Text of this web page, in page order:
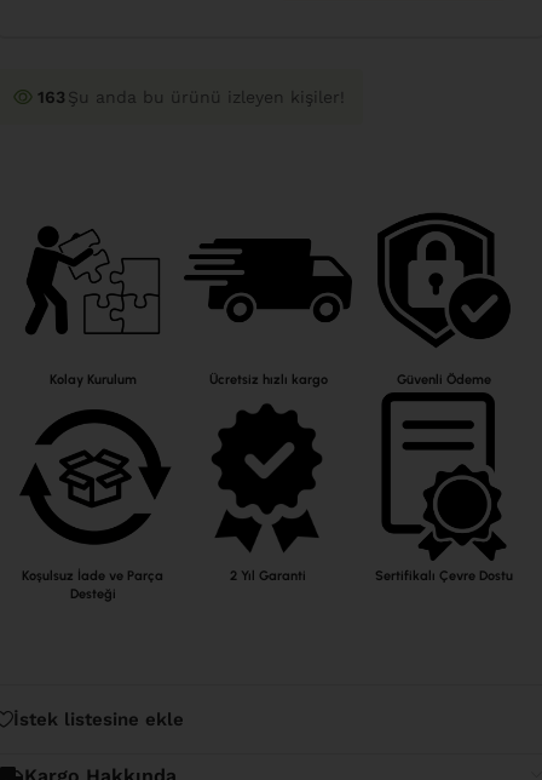
163 Şu anda bu ürünü izleyen kişiler!
Kolay Kurulum
Koşulsuz İade ve Parça
Desteği
Ücretsiz hızlı kargo
2 Yıl Garanti
Güvenli Ödeme
Sertifikalı Çevre Dostu
İstek listesine ekle